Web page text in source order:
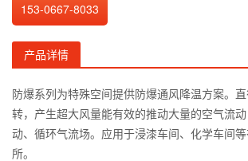
153-0667-8033
产品详情
防爆系列为特殊空间提供防爆通风降温方案。
转，产生超大风量能有效的推动大量的空气流
动、循环气流场。应用于浸漆车间、化学车间
所。